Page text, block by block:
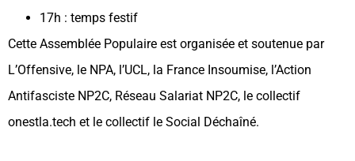
17h : temps festif
Cette Assemblée Populaire est organisée et soutenue par
L’Offensive, le NPA, l’UCL, la France Insoumise, l’Action
Antifasciste NP2C, Réseau Salariat NP2C, le collectif
onestla.tech et le collectif le Social Déchaîné.